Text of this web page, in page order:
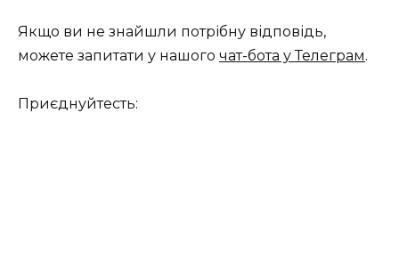
Якщо ви не знайшли потрібну відповідь,
можете запитати у нашого чат-бота у Телеграм.
Приєднуйтесть: